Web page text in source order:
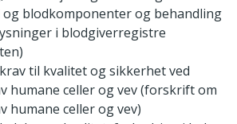
blodkomponenter og behandling
i blodgiverregistre
til kvalitet og sikkerhet ved
humane celler og vev (forskrift om
humane celler og vev)